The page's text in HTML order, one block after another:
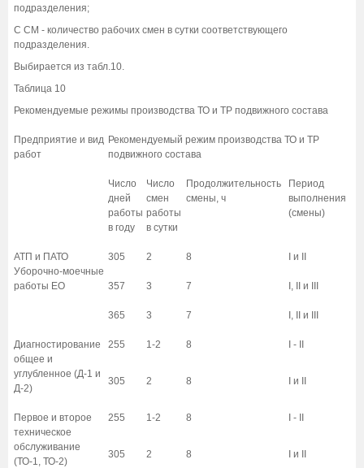
подразделения;
С СМ - количество рабочих смен в сутки соответствующего
подразделения.
Выбирается из табл.10.
Таблица 10
Рекомендуемые режимы производства ТО и ТР подвижного состава
Предприятие и вид
работ
Рекомендуемый режим производства ТО и ТР
подвижного состава
Число
дней
работы
в году
Число
смен
работы
в сутки
Продолжительность
смены, ч
Период
выполнения
(смены)
АТП и ПАТО
Уборочно-моечные
работы ЕО
305 2 8 I и II
357 3 7 I, II и III
365 3 7 I, II и III
Диагностирование
общее и
углубленное (Д-1 и
Д-2)
255 1-2 8 I - II
305 2 8 I и II
Первое и второе
техническое
обслуживание
(ТО-1, ТО-2)
255 1-2 8 I - II
305 2 8 I и II